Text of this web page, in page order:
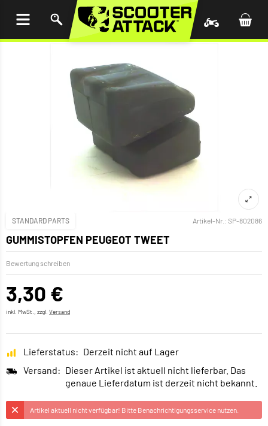
STANDARD PARTS Artikel-Nr.: SP-802086
GUMMISTOPFEN PEUGEOT TWEET
Bewertung schreiben
3,30 €
inkl. MwSt., zzgl. Versand
Lieferstatus: Derzeit nicht auf Lager
Versand: Dieser Artikel ist aktuell nicht lieferbar. Das
genaue Lieferdatum ist derzeit nicht bekannt.
Artikel aktuell nicht verfügbar! Bitte Benachrichtigungsservice nutzen.